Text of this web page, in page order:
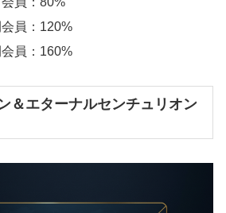
員：120%
員：160%
＆エターナルセンチュリオン